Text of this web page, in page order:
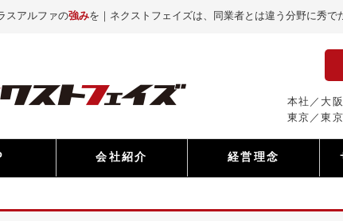
スアルファの強みを｜ネクストフェイズは、同業者とは違う分野に秀
本社／大
東京／東
会社紹介 経営理念